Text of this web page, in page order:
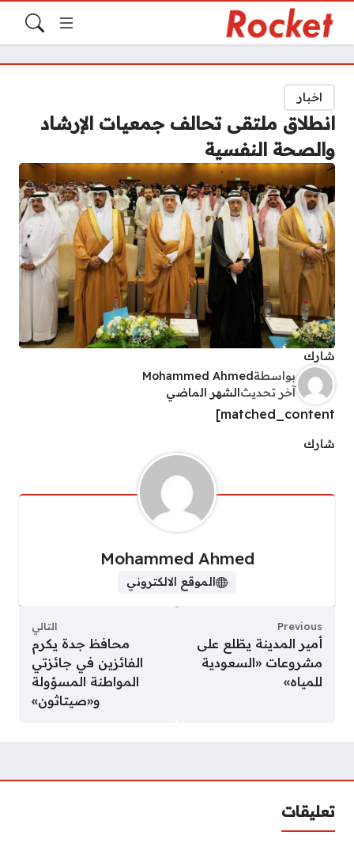
اخبار
انطلاق ملتقى تحالف جمعيات الإرشاد
والصحة النفسية
شارك
بواسطةMohammed Ahmed
آخر تحديثالشهر الماضي
matched_content]
شارك
Mohammed Ahmed
الموقع الالكتروني
Previous
أمير المدينة يطّلع على
مشروعات «السعودية
للمياه»
التالي
محافظ جدة يكرم
الفائزين في جائزتي
المواطنة المسؤولة
و«صيتاثون»
تعليقات